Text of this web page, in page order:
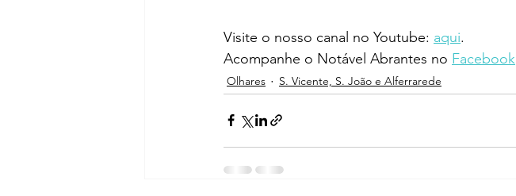
Visite o nosso canal no Youtube: aqui.
Acompanhe o Notável Abrantes no Facebook
Olhares S. Vicente, S. João e Alferrarede